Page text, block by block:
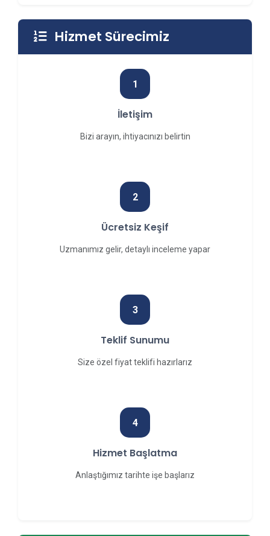
Hizmet Sürecimiz
1
İletişim
Bizi arayın, ihtiyacınızı belirtin
2
Ücretsiz Keşif
Uzmanımız gelir, detaylı inceleme yapar
3
Teklif Sunumu
Size özel fiyat teklifi hazırlarız
4
Hizmet Başlatma
Anlaştığımız tarihte işe başlarız